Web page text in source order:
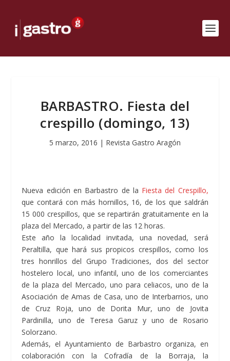
BARBASTRO. Fiesta del
crespillo (domingo, 13)
5 marzo, 2016 | Revista Gastro Aragón
Nueva edición en Barbastro de la Fiesta del Crespillo,
que contará con más hornillos, 16, de los que saldrán
15 000 crespillos, que se repartirán gratuitamente en la
plaza del Mercado, a partir de las 12 horas.
Este año la localidad invitada, una novedad, será
Peraltilla, que hará sus propicos crespillos, como los
tres honrillos del Grupo Tradiciones, dos del sector
hostelero local, uno infantil, uno de los comerciantes
de la plaza del Mercado, uno para celiacos, uno de la
Asociación de Amas de Casa, uno de Interbarrios, uno
de Cruz Roja, uno de Dorita Mur, uno de Jovita
Pardinilla, uno de Teresa Garuz y uno de Rosario
Solorzano.
Además, el Ayuntamiento de Barbastro organiza, en
colaboración con la Cofradía de la Borraja, la